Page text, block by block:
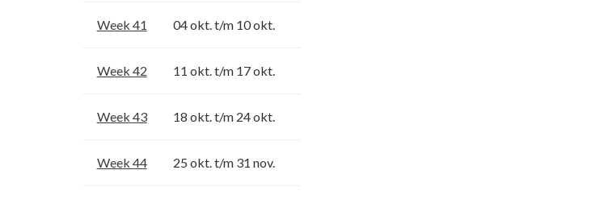
Week 41 04 okt. t/m 10 okt.
Week 42 11 okt. t/m 17 okt.
Week 43 18 okt. t/m 24 okt.
Week 44 25 okt. t/m 31 nov.